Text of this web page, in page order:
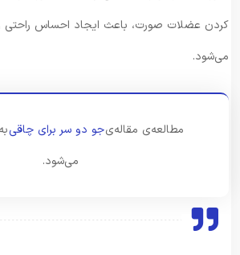
کردن عضلات صورت، باعث ایجاد احساس راحتی
می‌شود.
مطالعه‌ی مقاله‌یجو دو سر برای چاقی
می‌شود.